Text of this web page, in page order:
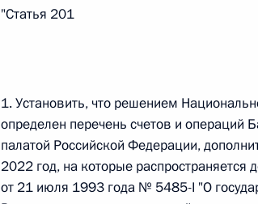
О внесении изменения в статью 6 Закона
26 июля 2026 года
Федеральный закон от 26.07.2026
"Статья 201
1. Установить, что решением
определен перечень счетов и операций
палатой Российской Федерации,
2022 год, на которые
от 21 июля 1993 года № 5485-I "О